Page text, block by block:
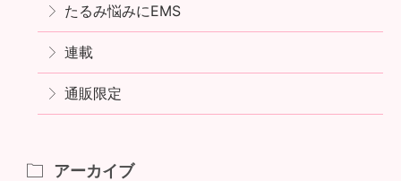
たるみ悩みにEMS
連載
通販限定
アーカイブ